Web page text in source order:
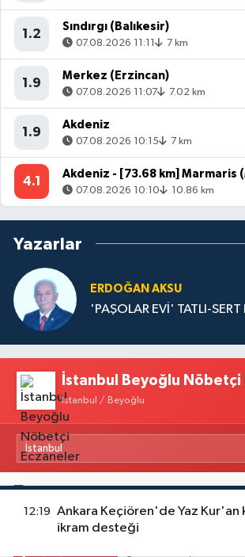
1.2
Sındırgı (Balıkesir)
07.08.2026 11:11 7 km
1.9
Merkez (Erzincan)
07.08.2026 11:07 7.02 km
1.9
Akdeniz
07.08.2026 10:15 7 km
4.1
Akdeniz - [73.68 km] Marmaris
07.08.2026 10:10 10.86 km
Yazarlar
ERDOĞAN AKSU
'PAŞOLAR EVİ' TATLI-
İstanbul Beyoğlu Nöbetçi
İstanbul / Beyoğlu
Kasımpaşa Eczanesi
Yahya Kahya Mahallesi Kasımpaşa Bostanı Sokak
Satan Dükkanların Olduğu Caddede Denizbank'ın
12:19
Ankara Keçiören'de Yaz Kur'an
ikram desteği